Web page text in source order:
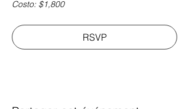
Costo: $1,800
RSVP